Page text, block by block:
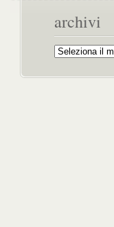
archivi
Archivi